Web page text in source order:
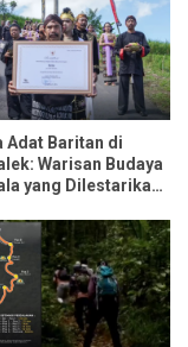
Adat Baritan di
Warisan Budaya
yang Dilestarikan